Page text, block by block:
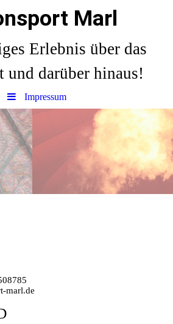
Marl
Erlebnis über das
und darüber hinaus!
Impressum
marl.de